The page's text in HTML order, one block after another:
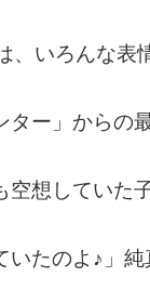
、いろんな表
ター」からの
空想していた
たのよ♪」純